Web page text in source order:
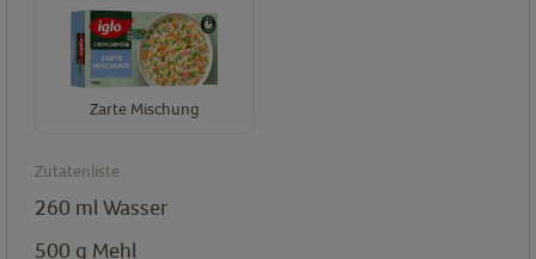
Zarte Mischung
Zutatenliste
260 ml Wasser
500 g Mehl